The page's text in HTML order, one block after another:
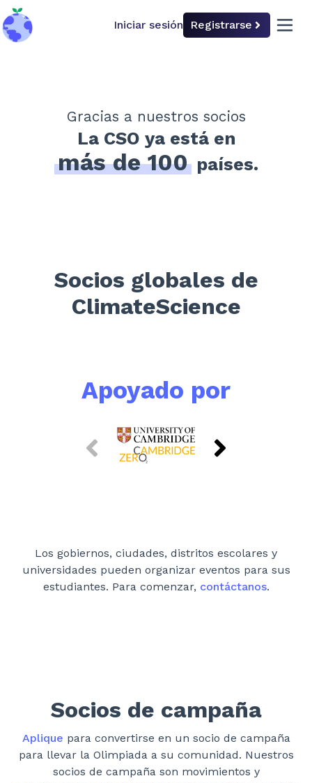
back to home Iniciar sesión Registrarse open
Gracias a nuestros socios
La CSO ya está en
más de 100países.
Socios globales de
ClimateScience
Apoyado por
Los gobiernos, ciudades, distritos escolares y
universidades pueden organizar eventos para sus
estudiantes. Para comenzar, contáctanos.
Socios de campaña
Aplique para convertirse en un socio de campaña
para llevar la Olimpiada a su comunidad. Nuestros
socios de campaña son movimientos y